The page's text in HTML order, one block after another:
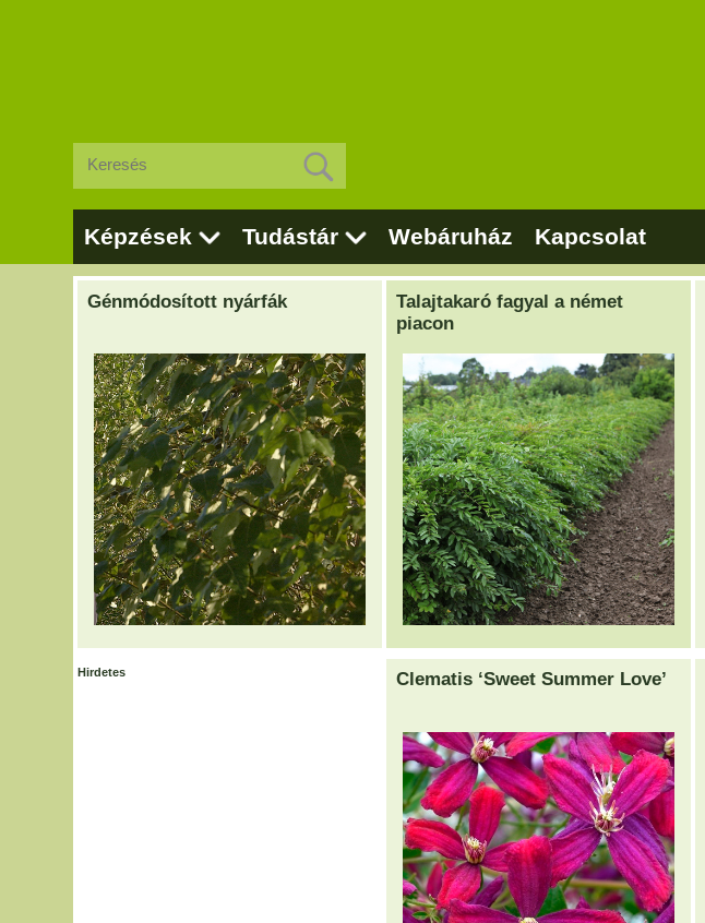
Képzések Tudástár Webáruház Kapcsolat
Génmódosított nyárfák
Talajtakaró fagyal a német
piacon
Hirdetes Clematis ‘Sweet Summer Love’